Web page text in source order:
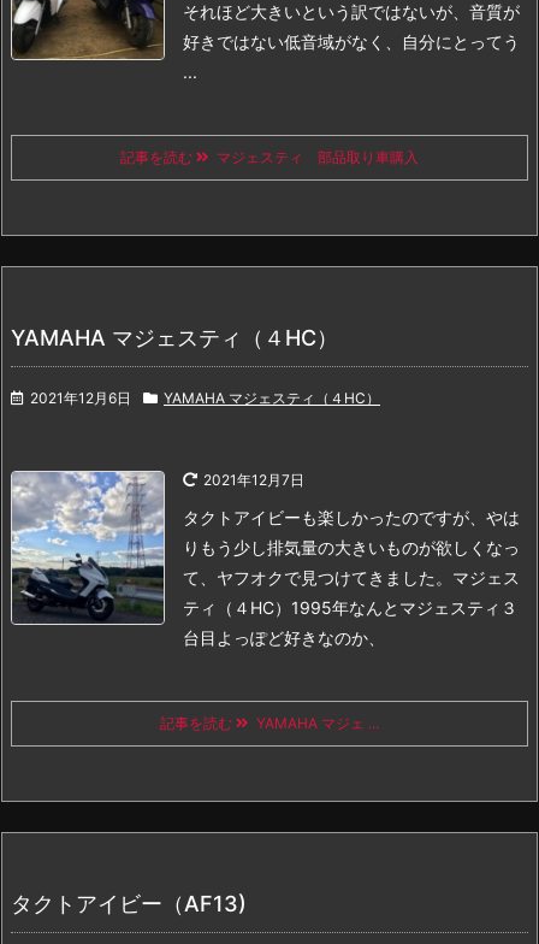
それほど大きいという訳ではないが、音質が
好きではない低音域がなく、自分にとってう
...
記事を読む マジェスティ 部品取り車購入
YAMAHA マジェスティ（４HC）
2021年12月6日 YAMAHA マジェスティ（４HC）
2021年12月7日
タクトアイビーも楽しかったのですが、やは
りもう少し排気量の大きいものが欲しくなっ
て、ヤフオクで見つけてきました。 マジェス
ティ（４HC）1995年なんとマジェスティ３
台目 よっぽど好きなのか、
記事を読む YAMAHA マジェ ...
タクトアイビー（AF13)